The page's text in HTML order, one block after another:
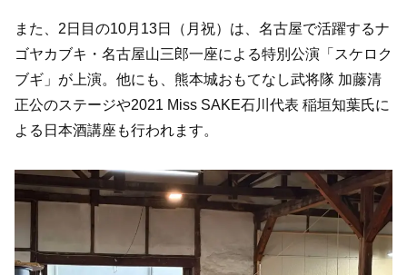
また、2日目の10月13日（月祝）は、名古屋で活躍するナ
ゴヤカブキ・名古屋山三郎一座による特別公演「スケロク
ブギ」が上演。他にも、熊本城おもてなし武将隊 加藤清
正公のステージや2021 Miss SAKE石川代表 稲垣知葉氏に
よる日本酒講座も行われます。